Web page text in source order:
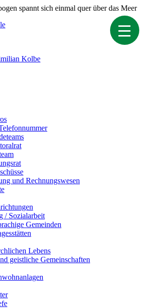
Kolbe
und Rechnungswesen
/ Sozialarbeit
Gemeinden
Lebens
geistliche Gemeinschaften